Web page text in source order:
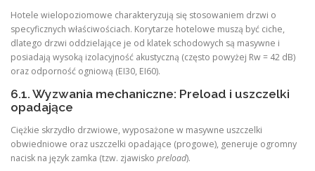
Hotele wielopoziomowe charakteryzują się stosowaniem drzwi o
specyficznych właściwościach. Korytarze hotelowe muszą być ciche,
dlatego drzwi oddzielające je od klatek schodowych są masywne i
posiadają wysoką izolacyjność akustyczną (często powyżej Rw = 42 dB)
oraz odporność ogniową (EI30, EI60).
6.1. Wyzwania mechaniczne: Preload i uszczelki
opadające
Ciężkie skrzydło drzwiowe, wyposażone w masywne uszczelki
obwiedniowe oraz uszczelki opadające (progowe), generuje ogromny
nacisk na język zamka (tzw. zjawisko preload).